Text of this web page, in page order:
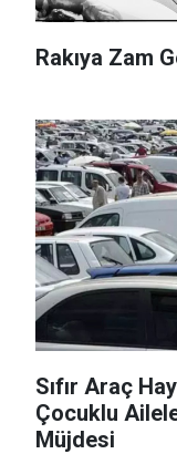
Rakıya Zam
Sıfır Araç
Çocuklu
Müjdesi